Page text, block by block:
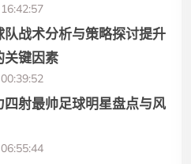
战术分析与策略探讨提升
关键因素
射最帅足球明星盘点与风